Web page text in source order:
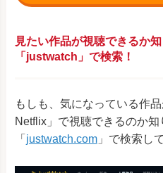
見たい作品が視聴できるか
「justwatch」で検索！
もしも、気になっている作
Netflix」で視聴できるのか
「 justwatch.com 」で検索し